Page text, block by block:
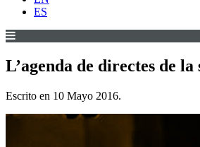
ES
L’agenda de directes de
Escrito en 10 Mayo 2016.